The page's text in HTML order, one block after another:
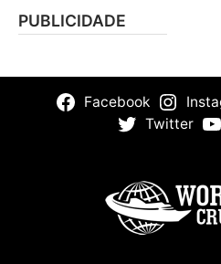
PUBLICIDADE
Facebook
Twitter